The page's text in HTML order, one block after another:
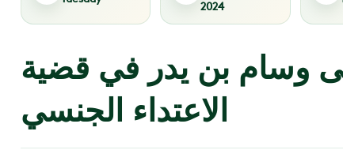
2024
وسام بن يدر في قضية
الاعتداء الجنسي